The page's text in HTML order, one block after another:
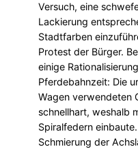
Versuch, eine
Lackierung
Stadtfarben
Protest der Bürger.
einige
Pferdebahnzeit: Die
Wagen verwendeten
schnellhart, weshalb
Spiralfedern
Schmierung der